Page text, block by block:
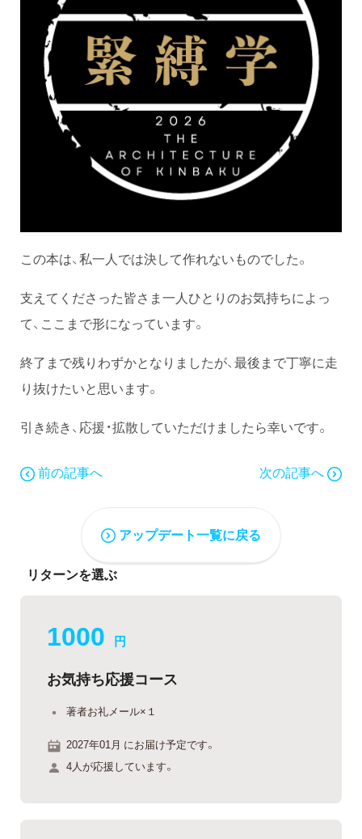
この本は、私一人では決して作れないものでした。
支えてくださった皆さま一人ひとりのお気持ちによっ
て、ここまで形になっています。
終了まで残りわずかとなりましたが、最後まで丁寧に走
り抜けたいと思います。
引き続き、応援・拡散していただけましたら幸いです。
前の記事へ 次の記事へ
アップデート一覧に戻る
リターンを選ぶ
1000 円
お気持ち応援コース
著者お礼メール×１
2027年01月 にお届け予定です。
4人が応援しています。